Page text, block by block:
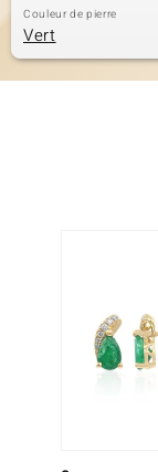
Couleur de pierre
Vert